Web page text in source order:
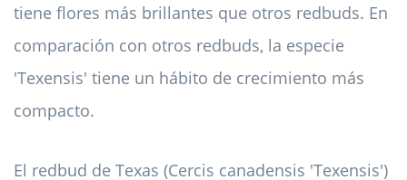
tiene flores más brillantes que otros redbuds. En
comparación con otros redbuds, la especie
'Texensis' tiene un hábito de crecimiento más
compacto.
El redbud de Texas (Cercis canadensis 'Texensis')